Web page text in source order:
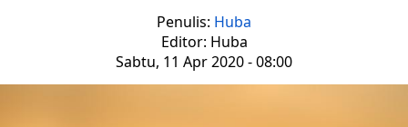
Penulis: Huba
Editor: Huba
Sabtu, 11 Apr 2020 - 08:00